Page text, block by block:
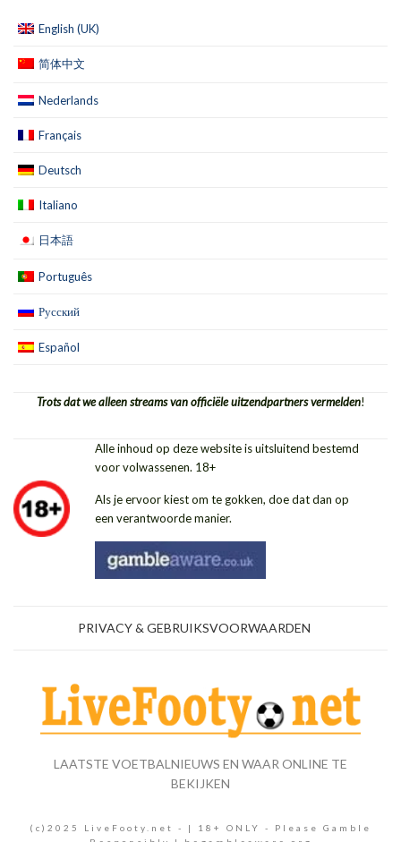
English (UK)
简体中文
Nederlands
Français
Deutsch
Italiano
日本語
Português
Русский
Español
Trots dat we alleen streams van officiële uitzendpartners vermelden!
Alle inhoud op deze website is uitsluitend bestemd
voor volwassenen. 18+
Als je ervoor kiest om te gokken, doe dat dan op
een verantwoorde manier.
PRIVACY & GEBRUIKSVOORWAARDEN
LAATSTE VOETBALNIEUWS EN WAAR ONLINE TE
BEKIJKEN
(c)2025 LiveFooty.net - | 18+ ONLY - Please Gamble